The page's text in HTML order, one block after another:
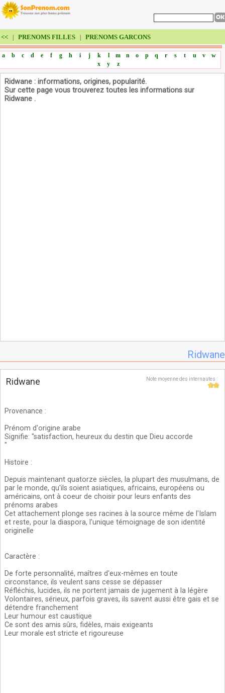
<< PRENOMS FILLES PRENOMS GARCONS
a b c d e f g h i j k l m n o p q r s t u v
w
x
y z
Ridwane : informations, origines, popularité.
Sur cette page vous trouverez toutes les informations sur
Ridwane .
Ridwane
Ridwane Note moyenne des internautes :
Provenance :
Prénom d'origine arabe
Signifie: "satisfaction, heureux du destin que Dieu accorde
"
Histoire :
Depuis maintenant quatorze siècles, la plupart des musulmans, de
par le monde, qu'ils soient asiatiques, africains, européens ou
américains, ont à coeur de choisir pour leurs enfants des
prénoms arabes
Cet attachement plonge ses racines à la source même de l'Islam
et reste, pour la diaspora, l'unique témoignage de son identité
originelle
Caractère :
De forte personnalité, maîtres d'eux-mêmes en toute
circonstance, ils veulent sans cesse se dépasser
Réfléchis, lucides, ils ne portent jamais de jugement à la légère
Volontaires, sérieux, parfois graves, ils savent aussi être gais et se
détendre franchement
Leur humour est caustique
Ce sont des amis sûrs, fidèles, mais exigeants
Leur morale est stricte et rigoureuse